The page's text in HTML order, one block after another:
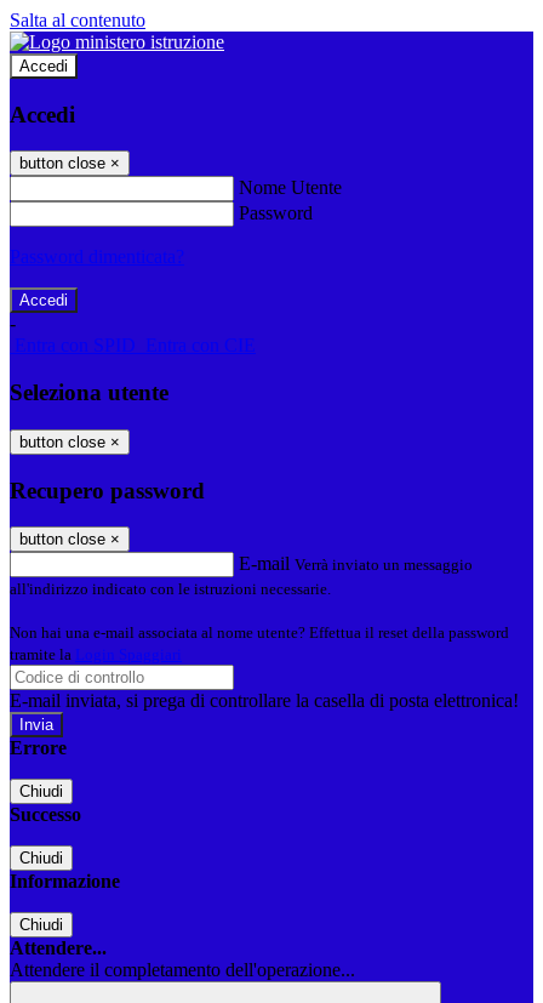
Salta al contenuto
Accedi
Accedi
button close ×
Nome Utente
Password
Password dimenticata?
-
Entra con SPID
Entra con CIE
Seleziona utente
button close ×
Recupero password
button close ×
E-mail Verrà inviato un messaggio
all'indirizzo indicato con le istruzioni necessarie.
Non hai una e-mail associata al nome utente? Effettua il reset della password
tramite la Login Spaggiari
E-mail inviata, si prega di controllare la casella di posta elettronica!
Errore
Chiudi
Successo
Chiudi
Informazione
Chiudi
Attendere...
Attendere il completamento dell'operazione...